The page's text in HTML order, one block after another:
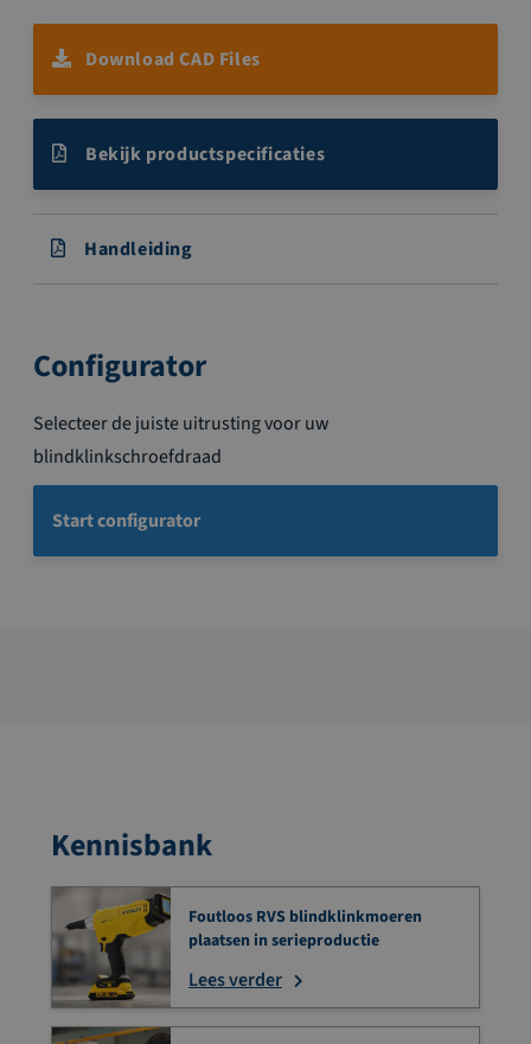
Download CAD Files
Bekijk productspecificaties
Handleiding
Configurator
Selecteer de juiste uitrusting voor uw
blindklinkschroefdraad
Start configurator
Kennisbank
Foutloos RVS blindklinkmoeren
plaatsen in serieproductie
Lees verder